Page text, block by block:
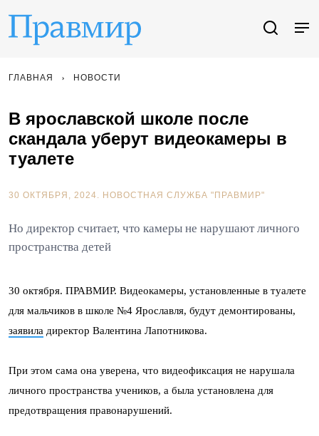
ГЛАВНАЯ НОВОСТИ
В ярославской школе после
скандала уберут видеокамеры в
туалете
30 ОКТЯБРЯ, 2024. НОВОСТНАЯ СЛУЖБА "ПРАВМИР"
Но директор считает, что камеры не нарушают личного
пространства детей
30 октября. ПРАВМИР. Видеокамеры, установленные в туалете
для мальчиков в школе №4 Ярославля, будут демонтированы,
заявила директор Валентина Лапотникова.
При этом сама она уверена, что видеофиксация не нарушала
личного пространства учеников, а была установлена для
предотвращения правонарушений.